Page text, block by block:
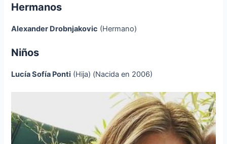
Hermanos
Alexander Drobnjakovic (Hermano)
Niños
Lucía Sofía Ponti (Hija) (Nacida en 2006)